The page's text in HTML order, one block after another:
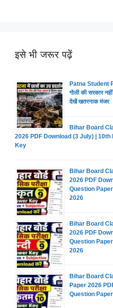
इसे भी जरूर पढ़ें
Patna Student
गोली की सरकार
देखें खतरनाक मंजर
Bihar Board
2026 PDF Download (3 July) |
Key
Bihar Board
2026 PDF
Question Paper
2026
Bihar Board
2026 PDF
Question Paper
2026
Bihar Board
Paper 2026
Question Paper